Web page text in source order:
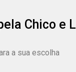
Chico e
a sua escolha